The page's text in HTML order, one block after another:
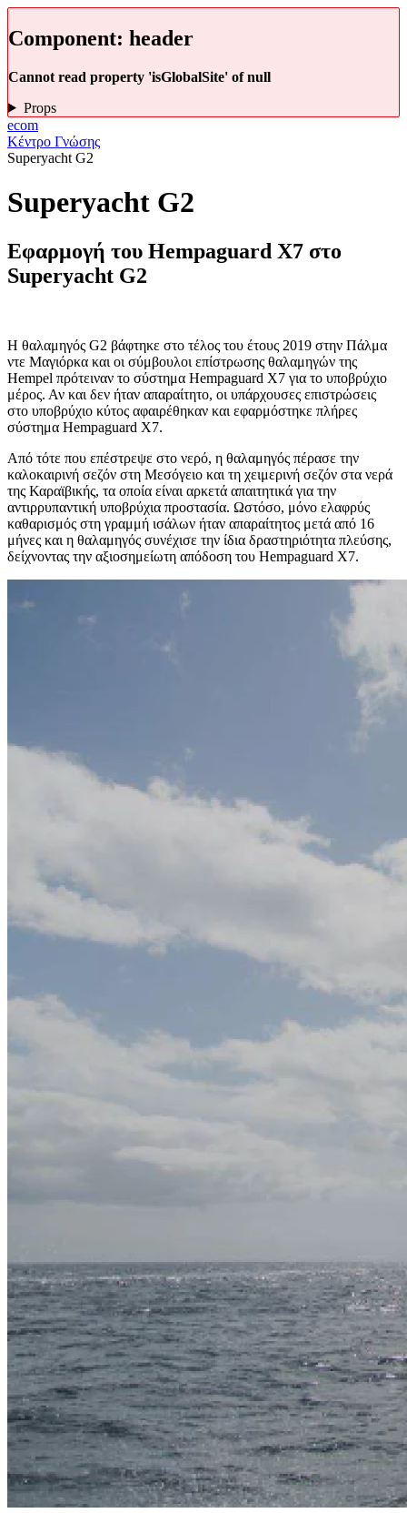
Component: header
Cannot read property 'isGlobalSite' of null
Props
ecom
Κέντρο Γνώσης
Superyacht G2
Superyacht G2
Εφαρμογή του Hempaguard X7 στο
Superyacht G2
Η θαλαμηγός G2 βάφτηκε στο τέλος του έτους 2019 στην Πάλμα
ντε Μαγιόρκα και οι σύμβουλοι επίστρωσης θαλαμηγών της
Hempel πρότειναν το σύστημα Hempaguard X7 για το υποβρύχιο
μέρος. Αν και δεν ήταν απαραίτητο, οι υπάρχουσες επιστρώσεις
στο υποβρύχιο κύτος αφαιρέθηκαν και εφαρμόστηκε πλήρες
σύστημα Hempaguard X7.
Από τότε που επέστρεψε στο νερό, η θαλαμηγός πέρασε την
καλοκαιρινή σεζόν στη Μεσόγειο και τη χειμερινή σεζόν στα νερά
της Καραϊβικής, τα οποία είναι αρκετά απαιτητικά για την
αντιρρυπαντική υποβρύχια προστασία. Ωστόσο, μόνο ελαφρύς
καθαρισμός στη γραμμή ισάλων ήταν απαραίτητος μετά από 16
μήνες και η θαλαμηγός συνέχισε την ίδια δραστηριότητα πλεύσης,
δείχνοντας την αξιοσημείωτη απόδοση του Hempaguard X7.